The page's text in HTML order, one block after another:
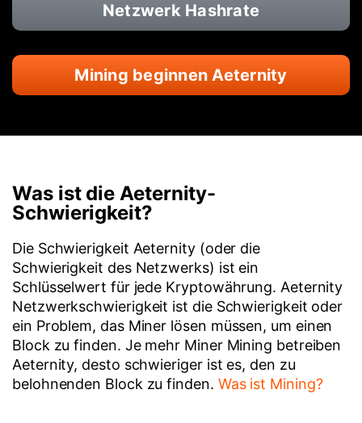
Netzwerk Hashrate
Mining beginnen Aeternity
Was ist die Aeternity-
Schwierigkeit?
Die Schwierigkeit Aeternity (oder die
Schwierigkeit des Netzwerks) ist ein
Schlüsselwert für jede Kryptowährung. Aeternity
Netzwerkschwierigkeit ist die Schwierigkeit oder
ein Problem, das Miner lösen müssen, um einen
Block zu finden. Je mehr Miner Mining betreiben
Aeternity, desto schwieriger ist es, den zu
belohnenden Block zu finden. Was ist Mining?